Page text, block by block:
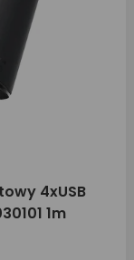
4xUSB
1m